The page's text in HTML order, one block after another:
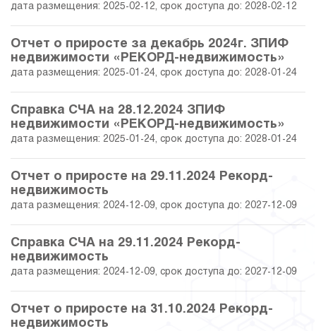
31.01.2019 19.96 23 757 491.11
31.12.2018 17.30 25 780 041.56
31.10.2018 16.59 25 603 305.00
31.08.2018 15.72 25 383 521.00
14.03 24 960 968.00
29.06.2018 15.54 26 898 500.00
31.05.2018 16.85 27 225 500.00
дата размещения: 2025-02-12, срок доступа до: 2028-02-12
Отчет о приросте за декабрь 2024г. ЗПИФ
недвижимости «РЕКОРД-недвижимость»
дата размещения: 2025-01-24, срок доступа до: 2028-01-24
Справка СЧА на 28.12.2024 ЗПИФ
недвижимости «РЕКОРД-недвижимость»
дата размещения: 2025-01-24, срок доступа до: 2028-01-24
Отчет о приросте на 29.11.2024 Рекорд-
недвижимость
дата размещения: 2024-12-09, срок доступа до: 2027-12-09
Справка СЧА на 29.11.2024 Рекорд-
недвижимость
дата размещения: 2024-12-09, срок доступа до: 2027-12-09
Отчет о приросте на 31.10.2024 Рекорд-
недвижимость